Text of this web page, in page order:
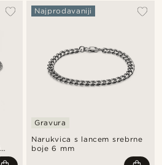
Narukvica s lancem srebrne
boje 6 mm
Najprodavaniji
Gravura